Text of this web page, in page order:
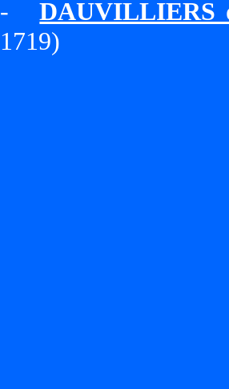
-DAUVILLIERS
1719)